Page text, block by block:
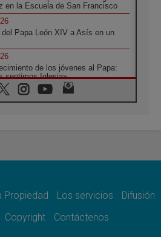
en la Escuela de San Francisco
Papa León XIV a Asís en un
de los jóvenes al Papa:
sentimos Iglesia»
los coloquios en Roma en
visita de León XIV será una buena
todo el Uruguay
Propiedad Los servicios
Difusión
Copyright Contáctenos